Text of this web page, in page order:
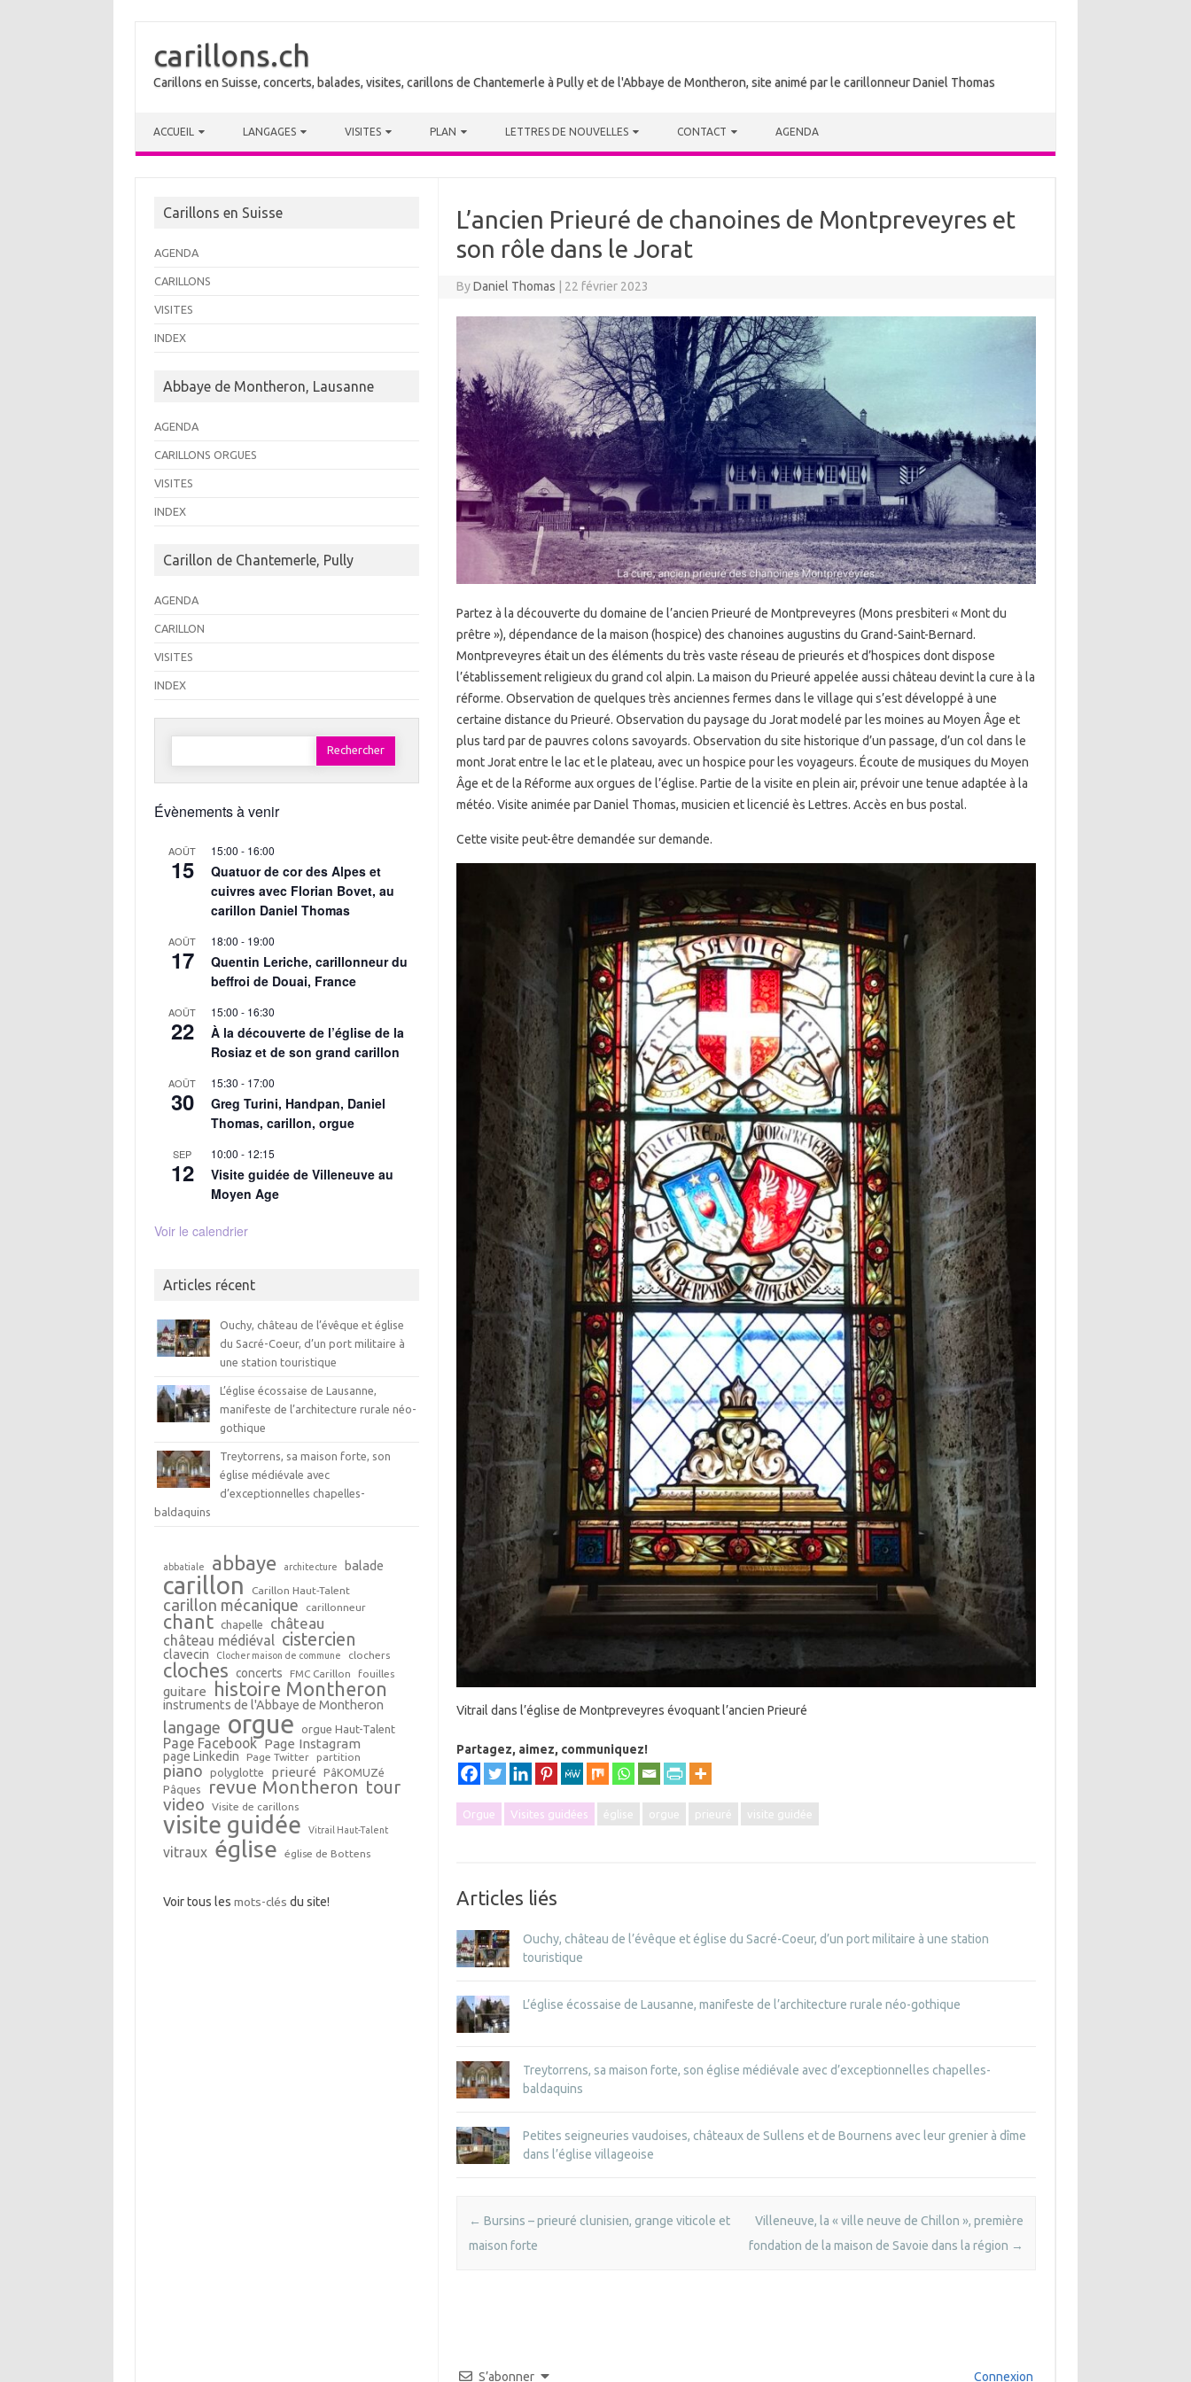
carillons.ch
Carillons en Suisse, concerts, balades, visites, carillons de Chantemerle à Pully et de l'Abbaye de Montheron, site animé par le carillonneur Daniel Thomas
ACCUEIL LANGAGES VISITES PLAN LETTRES DE NOUVELLES CONTACT AGENDA
L’ancien Prieuré de chanoines de Montpreveyres et
son rôle dans le Jorat
ByDaniel Thomas 22 février 2023
Partez à la découverte du domaine de l’ancien Prieuré de Montpreveyres (Mons presbiteri « Mont du
prêtre »), dépendance de la maison (hospice) des chanoines augustins du Grand-Saint-Bernard.
Montpreveyres était un des éléments du très vaste réseau de prieurés et d’hospices dont dispose
l’établissement religieux du grand col alpin. La maison du Prieuré appelée aussi château devint la cure à la
réforme. Observation de quelques très anciennes fermes dans le village qui s’est développé à une
certaine distance du Prieuré. Observation du paysage du Jorat modelé par les moines au Moyen Âge et
plus tard par de pauvres colons savoyards. Observation du site historique d’un passage, d’un col dans le
mont Jorat entre le lac et le plateau, avec un hospice pour les voyageurs. Écoute de musiques du Moyen
Âge et de la Réforme aux orgues de l’église. Partie de la visite en plein air, prévoir une tenue adaptée à la
météo. Visite animée par Daniel Thomas, musicien et licencié ès Lettres. Accès en bus postal.
Cette visite peut-être demandée sur demande.
Vitrail dans l’église de Montpreveyres évoquant l’ancien Prieuré
Partagez, aimez, communiquez!
Orgue Visites guidées église orgue prieuré visite guidée
Articles liés
Ouchy, château de l’évêque et église du Sacré-Coeur, d’un port militaire à une station
touristique
L’église écossaise de Lausanne, manifeste de l’architecture rurale néo-gothique
Treytorrens, sa maison forte, son église médiévale avec d’exceptionnelles chapelles-
baldaquins
Petites seigneuries vaudoises, châteaux de Sullens et de Bournens avec leur grenier à dîme
dans l’église villageoise
Post navigation
← Bursins – prieuré clunisien, grange viticole et
maison forte
Villeneuve, la « ville neuve de Chillon », première
fondation de la maison de Savoie dans la région →
S’abonner Connexion
Carillons en Suisse
AGENDA
CARILLONS
VISITES
INDEX
Abbaye de Montheron, Lausanne
AGENDA
CARILLONS ORGUES
VISITES
INDEX
Carillon de Chantemerle, Pully
AGENDA
CARILLON
VISITES
INDEX
Rechercher :
Évènements à venir
AOÛT
15
15:00 - 16:00
Quatuor de cor des Alpes et
cuivres avec Florian Bovet, au
carillon Daniel Thomas
AOÛT
17
18:00 - 19:00
Quentin Leriche, carillonneur du
beffroi de Douai, France
AOÛT
22
15:00 - 16:30
À la découverte de l’église de la
Rosiaz et de son grand carillon
AOÛT
30
15:30 - 17:00
Greg Turini, Handpan, Daniel
Thomas, carillon, orgue
SEP
12
10:00 - 12:15
Visite guidée de Villeneuve au
Moyen Age
Voir le calendrier
Articles récent
Ouchy, château de l’évêque et église
du Sacré-Coeur, d’un port militaire à
une station touristique
L’église écossaise de Lausanne,
manifeste de l’architecture rurale néo-
gothique
Treytorrens, sa maison forte, son
église médiévale avec
d’exceptionnelles chapelles-
baldaquins
abbatiale abbaye architecture balade
carillon Carillon Haut-Talent
carillon mécanique carillonneur
chant chapelle château
château médiéval cistercien
clavecin Clocher maison de commune clochers
cloches concerts FMC Carillon fouilles
guitare histoire Montheron
instruments de l'Abbaye de Montheron
langage orgue orgue Haut-Talent
Page Facebook Page Instagram
page Linkedin Page Twitter partition
piano polyglotte prieuré
PâKOMUZé
Pâques
revue Montheron tour
video Visite de carillons
visite guidée Vitrail Haut-Talent
vitraux église église de Bottens
Voir tous les mots-clés du site!